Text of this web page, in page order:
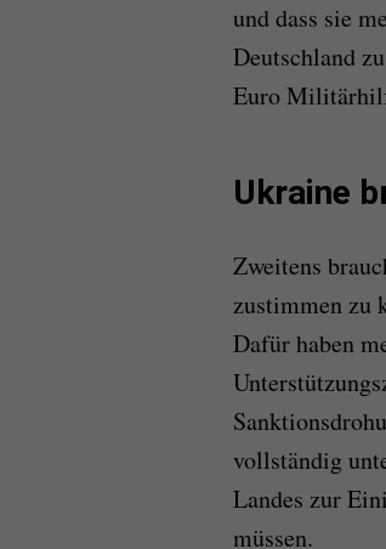
und dass sie
Deutschland
Euro
Ukraine
Zweitens
zustimmen zu
Dafür haben
vollständig
Landes zur
müssen.